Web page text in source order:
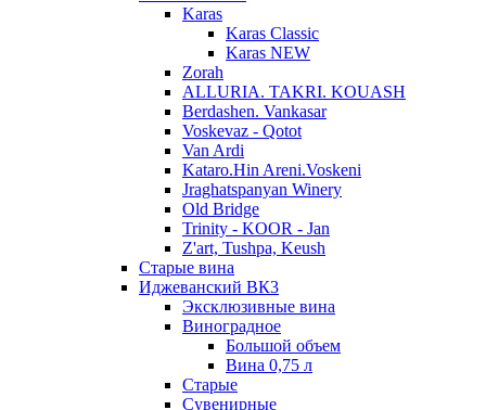
Karas
Karas Classic
Karas NEW
Zorah
ALLURIA. TAKRI. KOUASH
Berdashen. Vankasar
Voskevaz - Qotot
Van Ardi
Kataro.Hin Areni.Voskeni
Jraghatspanyan Winery
Old Bridge
Trinity - KOOR - Jan
Z'art, Tushpa, Keush
Старые вина
Иджеванский ВК3
Эксклюзивные вина
Виноградное
Большой объем
Вина 0,75 л
Старые
Сувенирные